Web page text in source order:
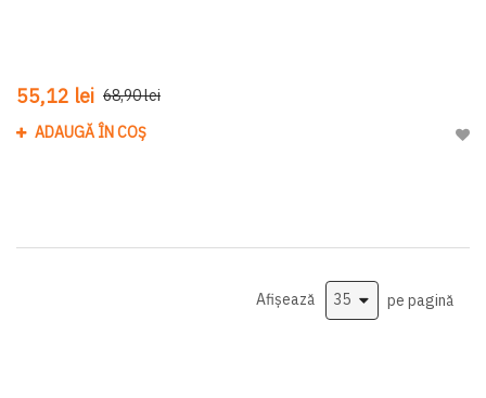
55,12 lei 68,90 lei
ADAUGĂ ÎN COȘ
Afișează pe pagină